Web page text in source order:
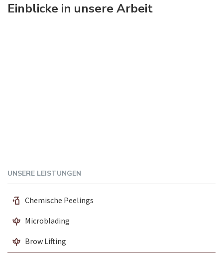
Einblicke in unsere Arbeit
UNSERE LEISTUNGEN
Chemische Peelings
Microblading
Brow Lifting